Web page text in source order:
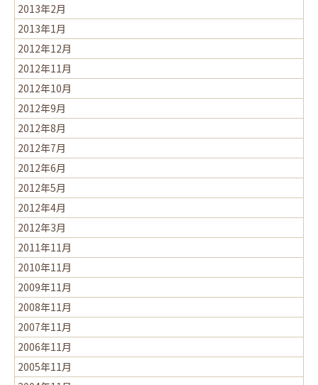
2013年2月
2013年1月
2012年12月
2012年11月
2012年10月
2012年9月
2012年8月
2012年7月
2012年6月
2012年5月
2012年4月
2012年3月
2011年11月
2010年11月
2009年11月
2008年11月
2007年11月
2006年11月
2005年11月